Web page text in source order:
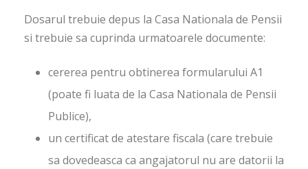
Dosarul trebuie depus la Casa Nationala de Pensii
si trebuie sa cuprinda urmatoarele documente:
cererea pentru obtinerea formularului A1
(poate fi luata de la Casa Nationala de Pensii
Publice),
un certificat de atestare fiscala (care trebuie
sa dovedeasca ca angajatorul nu are datorii la